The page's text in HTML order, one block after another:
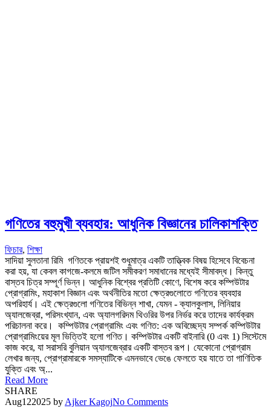
গণিতের বহুমুখী ব্যবহার: আধুনিক বিজ্ঞানের চালিকাশক্তি
ফিচার, শিক্ষা
সাদিয়া সুলতানা রিমি গণিতকে প্রায়শই শুধুমাত্র একটি তাত্ত্বিক বিষয় হিসেবে বিবেচনা
করা হয়, যা কেবল কাগজে-কলমে জটিল সমীকরণ সমাধানের মধ্যেই সীমাবদ্ধ। কিন্তু
বাস্তব চিত্র সম্পূর্ণ ভিন্ন। আধুনিক বিশ্বের প্রতিটি কোণে, বিশেষ করে কম্পিউটার
প্রোগ্রামিং, মহাকাশ বিজ্ঞান এবং অর্থনীতির মতো ক্ষেত্রগুলোতে গণিতের ব্যবহার
অপরিহার্য। এই ক্ষেত্রগুলো গণিতের বিভিন্ন শাখা, যেমন - ক্যালকুলাস, লিনিয়ার
অ্যালজেব্রা, পরিসংখ্যান, এবং অ্যালগরিদম থিওরির উপর নির্ভর করে তাদের কার্যক্রম
পরিচালনা করে। কম্পিউটার প্রোগ্রামিং এবং গণিত: এক অবিচ্ছেদ্য সম্পর্ক কম্পিউটার
প্রোগ্রামিংয়ের মূল ভিত্তিই হলো গণিত। কম্পিউটার একটি বাইনারি (0 এবং 1) সিস্টেমে
কাজ করে, যা সরাসরি বুলিয়ান অ্যালজেব্রার একটি বাস্তব রূপ। যেকোনো প্রোগ্রাম
লেখার জন্য, প্রোগ্রামারকে সমস্যাটিকে এমনভাবে ভেঙে ফেলতে হয় যাতে তা গাণিতিক
যুক্তি এবং অ্...
Read More
SHARE
Aug122025 by Ajker KagojNo Comments